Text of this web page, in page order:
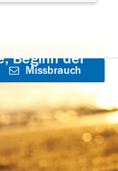
Beginn der
Missbrauch